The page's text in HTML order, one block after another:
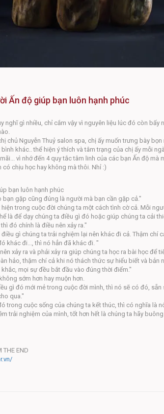
Ấn độ giúp bạn luôn hạnh phúc
nghĩ gì nhiều, chỉ cắm vậy vì nguyên liệu lúc đó còn bấy
chủ Nguyễn Thuỷ salon spa, chị ấy muốn trưng bày
khác.. thể hiện ý thích và tâm trạng của chị ấy mỗi
vì nhớ đến 4 quy tắc tâm linh của các bạn Ấn độ
chịu học hay không mà thôi. Nhỉ :)
bạn luôn hạnh phúc
bạn gặp cũng đúng là người mà bạn cần gặp cả."
trong cuộc đời chúng ta một cách tình cờ cả. Mỗi
là để dạy chúng ta điều gì đó hoặc giúp chúng ta cải
đó chính là điều nên xảy ra."
gì chúng ta trải nghiệm lại nên khác đi cả. Thậm chí
khác đi..., thì nó hẳn đã khác đi. "
xảy ra và phải xảy ra giúp chúng ta học ra bài học để
hảo, thậm chí cả khi nó thách thức sự hiểu biết và bản
mọi sự đều bắt đầu vào đúng thời điểm."
sớm hơn hay muộn hơn.
gì đó mới mẻ trong cuộc đời mình, thì nó sẽ có đó, sẵn
qua."
trong cuộc sống của chúng ta kết thúc, thì có nghĩa là
trải nghiệm của mình, tốt hơn hết là chúng ta hãy
THE END